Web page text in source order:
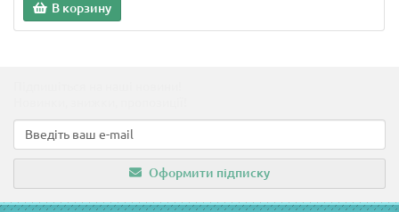
В корзину
Оформити підписку